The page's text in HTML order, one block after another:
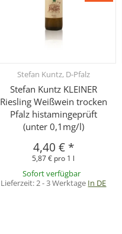
Stefan Kuntz, D-Pfalz
Stefan Kuntz KLEINER
Riesling Weißwein trocken
Pfalz histamingeprüft
(unter 0,1mg/l)
4,40 € *
5,87 € pro 1 l
Sofort verfügbar
Lieferzeit:2 - 3 Werktage In DE